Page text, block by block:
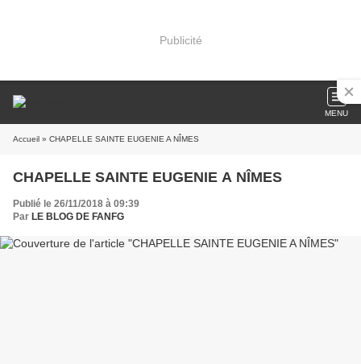
Publicité
MENU
Accueil » CHAPELLE SAINTE EUGENIE A NÎMES
CHAPELLE SAINTE EUGENIE A NÎMES
Publié le 26/11/2018 à 09:39
Par LE BLOG DE FANFG